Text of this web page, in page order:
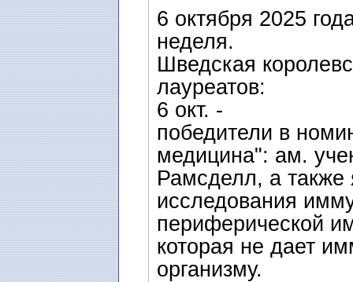
6 октября 2025
неделя.
Шведская
лауреатов:
6 окт. -
победители в
медицина": ам.
Рамсделл, а
исследования
периферической
которая не дает
организму.